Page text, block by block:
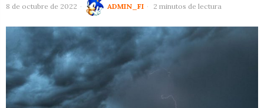
8 de octubre de 2022 ADMIN_FI 2 minutos de lectura